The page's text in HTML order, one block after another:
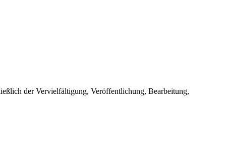
der Vervielfältigung, Veröffentlichung, Bearbeitung,